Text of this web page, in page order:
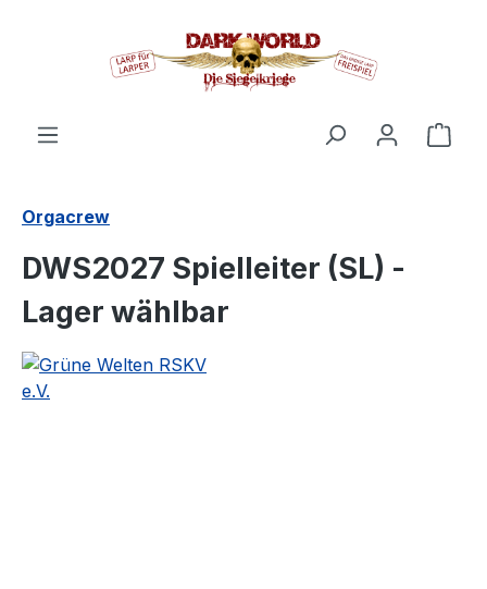
Orgacrew
DWS2027 Spielleiter (SL) -
Lager wählbar